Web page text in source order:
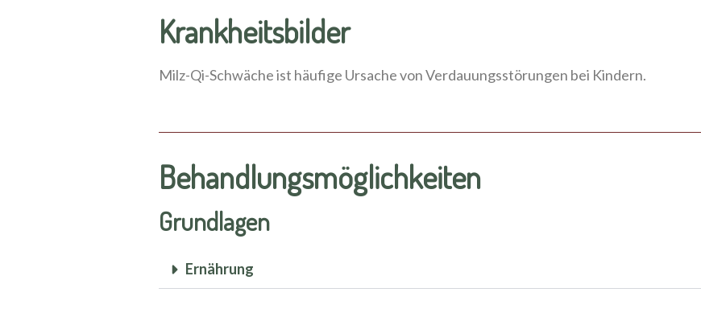
Krankheitsbilder
Milz-Qi-Schwäche ist häufige Ursache von Verdauungsstörungen bei Kindern.
Behandlungsmöglichkeiten
Grundlagen
Ernährung